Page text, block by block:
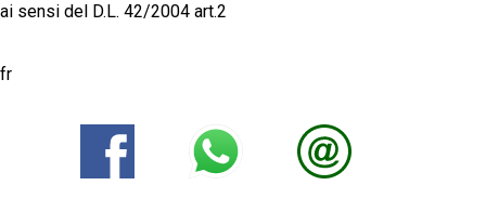
ai sensi del D.L. 42/2004 art.2
fr